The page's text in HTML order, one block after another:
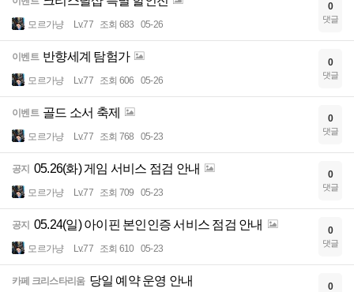
모르가냥 Lv.77 조회 683 05-26
0
댓글
이벤트 반향세계 탐험가
모르가냥 Lv.77 조회 606 05-26
0
댓글
이벤트 골드 소서 축제
모르가냥 Lv.77 조회 768 05-23
0
댓글
공지 05.26(화) 게임 서비스 점검 안내
모르가냥 Lv.77 조회 709 05-23
0
댓글
공지 05.24(일) 아이핀 본인인증 서비스 점검 안내
모르가냥 Lv.77 조회 610 05-23
0
댓글
카페 크리스타리움 당일 예약 운영 안내 0